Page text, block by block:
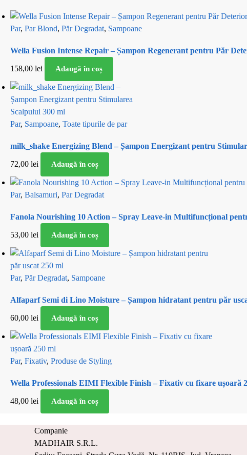
Par, Par Blond, Păr Degradat, Sampoane
Wella Fusion Intense Repair – Șampon Regenerant pentru Păr
158,00 lei Adaugă în coș
Par, Sampoane, Toate tipurile de par
milk_shake Energizing Blend – Șampon Energizant pentru
72,00 lei Adaugă în coș
Par, Balsamuri, Par Degradat
Fanola Nourishing 10 Action – Spray Leave-in Multifuncțional
53,00 lei Adaugă în coș
Par, Păr Degradat, Sampoane
Alfaparf Semi di Lino Moisture – Șampon hidratant pentru păr
60,00 lei Adaugă în coș
Par, Fixativ, Produse de Styling
Wella Professionals EIMI Flexible Finish – Fixativ cu fixare ușoară
48,00 lei Adaugă în coș
Companie
MADHAIR S.R.L.